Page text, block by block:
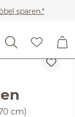
sparen.*
cm)